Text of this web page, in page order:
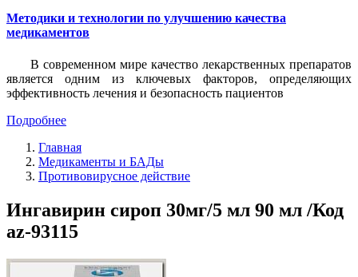
Методики и технологии по улучшению качества
медикаментов
В современном мире качество лекарственных препаратов
является одним из ключевых факторов, определяющих
эффективность лечения и безопасность пациентов
Подробнее
Главная
Медикаменты и БАДы
Противовирусное действие
Ингавирин сироп 30мг/5 мл 90 мл /Код
az-93115